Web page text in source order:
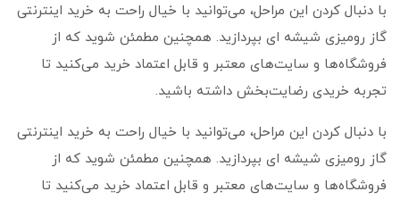
با دنبال کردن این مراحل، می‌توانید با خیال راحت به خرید اینترنتی
گاز رومیزی شیشه ای بپردازید. همچنین مطمئن شوید که از
فروشگاه‌ها و سایت‌های معتبر و قابل اعتماد خرید می‌کنید تا
تجربه خریدی رضایت‌بخش داشته باشید.
با دنبال کردن این مراحل، می‌توانید با خیال راحت به خرید اینترنتی
گاز رومیزی شیشه ای بپردازید. همچنین مطمئن شوید که از
فروشگاه‌ها و سایت‌های معتبر و قابل اعتماد خرید می‌کنید تا